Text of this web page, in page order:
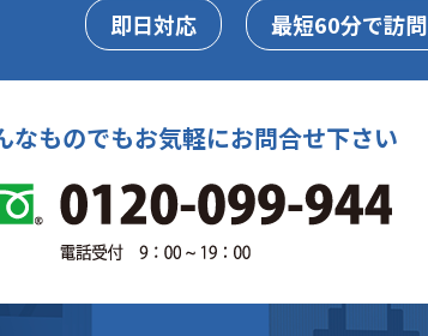
即日対応 最短60分で訪問
なものでもお気軽にお問合せ下さい